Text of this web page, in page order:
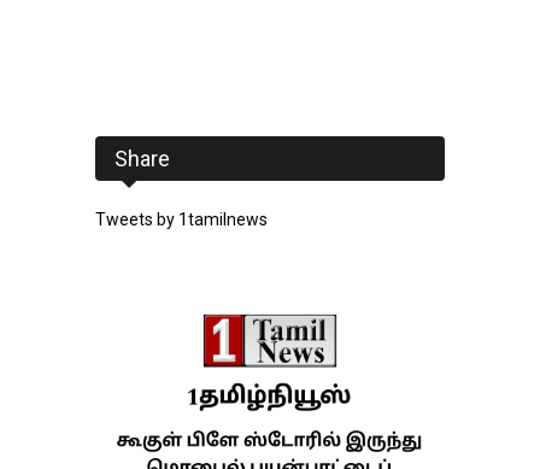
Share
Tweets by 1tamilnews